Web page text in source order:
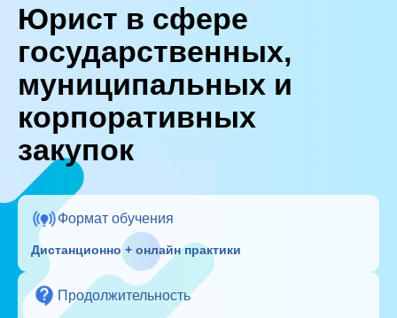
Юрист в сфере
государственных,
муниципальных и
корпоративных
закупок
Формат обучения
Дистанционно + онлайн практики
Продолжительность